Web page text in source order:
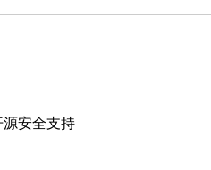
安全支持